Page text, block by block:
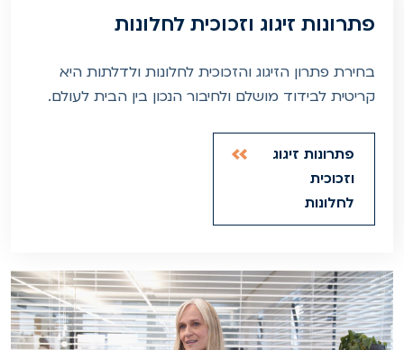
פתרונות זיגוג וזכוכית לחלונות
בחירת פתרון הזיגוג והזכוכית לחלונות ולדלתות היא
קריטית לבידוד מושלם ולחיבור הנכון בין הבית לעולם.
פתרונות זיגוג
וזכוכית
לחלונות